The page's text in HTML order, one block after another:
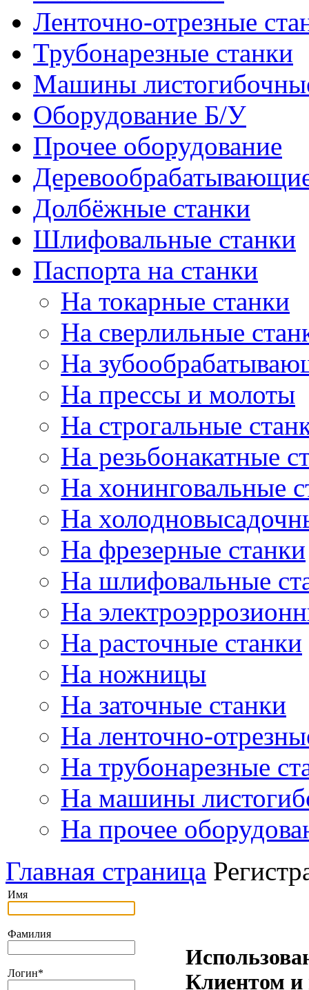
Ленточно-отрезные
Трубонарезные станки
Машины
Оборудование Б/У
Прочее оборудование
Долбёжные станки
Шлифовальные станки
Паспорта на станки
На токарные станки
На сверлильные
На
На прессы и молоты
На строгальные
На резьбонакатные
На хонинговальные
На
На фрезерные станки
На шлифовальные
На
На расточные станки
На ножницы
На заточные станки
На ленточно-
На трубонарезные
На машины
На прочее
Главная страница
Имя
Фамилия
Логин*
Клиентом и